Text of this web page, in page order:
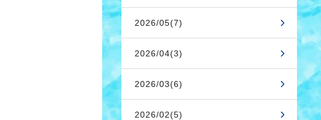
2026/05(7)
2026/04(3)
2026/03(6)
2026/02(5)